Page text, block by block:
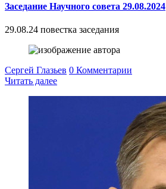
Заседание Научного совета 29.08.2024
29.08.24 повестка заседания
Сергей Глазьев 0 Комментарии
Читать далее